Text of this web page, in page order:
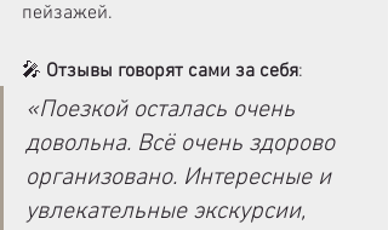
пейзажей.
🎤 Отзывы говорят сами за себя:
«Поезкой осталась очень
довольна. Всё очень здорово
организовано. Интересные и
увлекательные экскурсии,